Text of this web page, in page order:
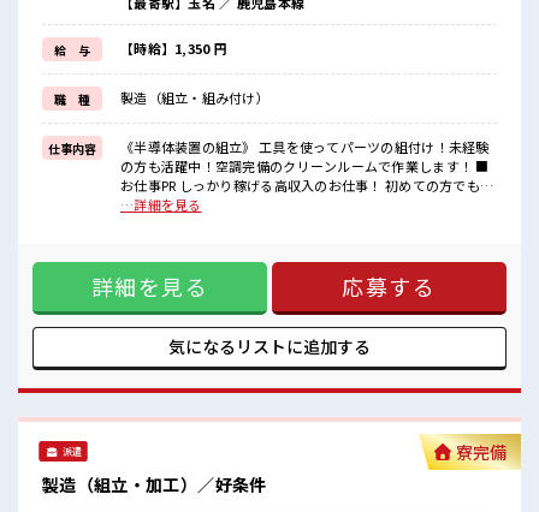
≪残業で収入アップ≫
高収入を希望される方にオススメ。
残業は月20時間以上あります♪
≪動きやすい制服アリ≫
制服があるので、
毎日の服装の悩み解消♪
■職場の雰囲気
“コジンマリ”が好きな方にもお勧め！！
少人数の職場です♪
活気あふれる20代・30代活躍中の職場です☆
給 与 【時給】1,350 円
職 種 製造（組立・組み付け）
仕事内容
《半導体装置の組立》 工具を使ってパーツの組付け！未経験
の方も活躍中！空調完備のクリーンルームで作業します！ ■
お仕事PR しっかり稼げる高収入のお仕事！ 初めての方でも安
心！ 担当がしっかりバックアップします。 ≪こんな方にオス
メ。 残業は月20時間以上あります♪ ≪動きやすい制服アリ≫
制服があるので、 毎日の服装の悩み解消♪ ■職場の雰囲気
“コジンマリ”が好きな方にもお勧め！！ 少人数の職場です♪
活気あふれる20代・30代活躍中の職場です☆ 残業がしっかり
あるお仕事！
…詳細を見る
詳細を見る 応募する
気になるリストに追加する
派遣
製造（組立・加工）／好条件
寮完備